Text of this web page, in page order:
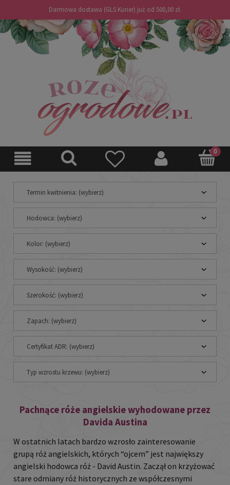
Darmowa dostawa (GLS Kurier) już od 500,00 zł.
Termin kwitnienia: (wybierz)
Hodowca: (wybierz)
Kolor: (wybierz)
Wysokość: (wybierz)
Szerokość: (wybierz)
Zapach: (wybierz)
Certyfikat ADR: (wybierz)
Typ wzrostu krzewu: (wybierz)
Pachnące róże angielskie wyhodowane przez
Davida Austina
W ostatnich latach bardzo wzrosło zainteresowanie
grupą róż angielskich, których “ojcem” jest największy
angielski hodowca róż - David Austin. Zaczął on krzyżować
stare odmiany róż historycznych ze współczesnymi